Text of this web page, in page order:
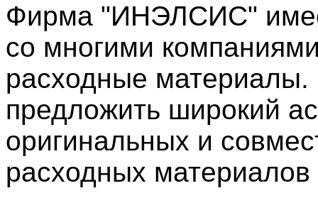
Фирма "ИНЭЛСИС"
со многими
расходные
предложить широкий
оригинальных и
расходных